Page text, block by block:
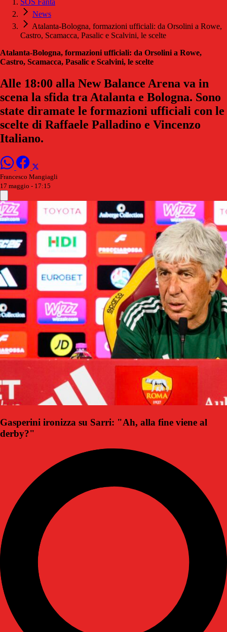
SOS Fanta
News
Atalanta-Bologna, formazioni ufficiali: da Orsolini a Rowe,
Castro, Scamacca, Pasalic e Scalvini, le scelte
Atalanta-Bologna, formazioni ufficiali: da Orsolini a Rowe,
Castro, Scamacca, Pasalic e Scalvini, le scelte
Alle 18:00 alla New Balance Arena va in
scena la sfida tra Atalanta e Bologna. Sono
state diramate le formazioni ufficiali con le
scelte di Raffaele Palladino e Vincenzo
Italiano.
Francesco Mangiagli
17 maggio - 17:15
Gasperini ironizza su Sarri: "Ah, alla fine viene al
derby?"